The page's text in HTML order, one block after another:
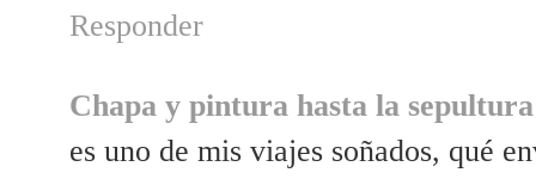
Responder
Chapa y pintura hasta la sepultura
es uno de mis viajes soñados, qué